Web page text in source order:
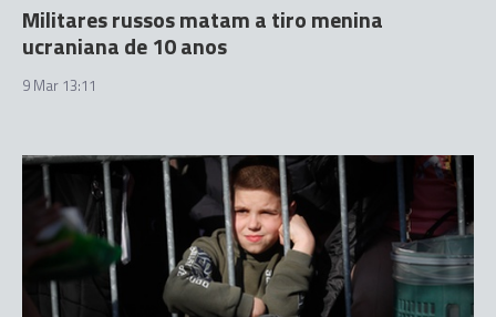
Militares russos matam a tiro menina
ucraniana de 10 anos
9 Mar 13:11